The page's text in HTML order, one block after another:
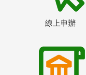
線上申辦